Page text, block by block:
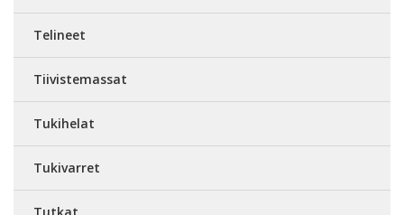
Telineet
Tiivistemassat
Tukihelat
Tukivarret